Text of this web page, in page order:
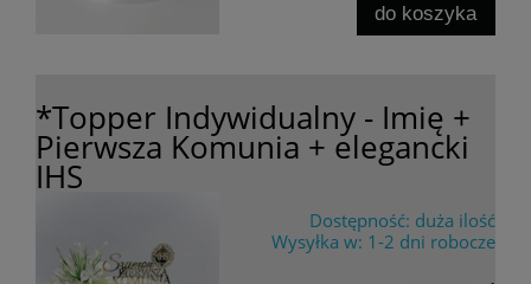
do koszyka
*Topper Indywidualny - Imię +
Pierwsza Komunia + elegancki
IHS
Dostępność: duża ilość
Wysyłka w: 1-2 dni robocze